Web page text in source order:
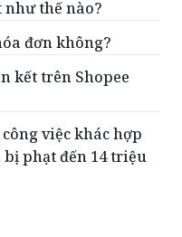
việc khác hợp
phạt đến 14 triệu
cấp xã